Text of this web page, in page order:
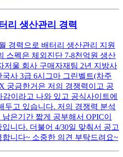
리 생산관리 경력
경력으로 배터리 생산관리 지원
스펙은 체외진단 7-8천억원 생산
저울 회사 구매자재팀 2년 지방사
사 3급 6시그마 그린벨트(차주
궁금한거은 저의 경쟁력이고 공
감이라고 나와 있고 공식사이트에
두고 있습니다. 저의 경쟁력 분석
은기간 짧게 공부해서 OPIC이
니다. 더불어 4/30일 맞춰서 공고
니다~ 소중한 의견 부탁드려요~